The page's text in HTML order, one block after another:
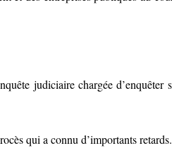
judiciaire chargée d’enquêter
qui a connu d’importants retards.